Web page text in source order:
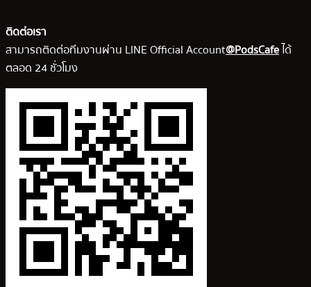
ติดต่อเรา
สามารถติดต่อทีมงานผ่าน LINE Official Account@PodsCafeได้
ตลอด 24 ชั่วโมง